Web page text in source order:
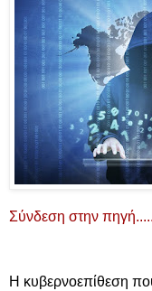
Σύνδεση στην πηγή.....
Η κυβερνοεπίθεση